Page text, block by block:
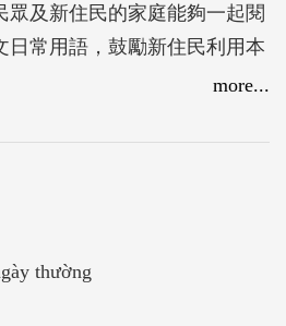
眾及新住民的家庭能夠一起閱
日常用語，鼓勵新住民利用本
習，引導新住民潛能發展，滿
more...
thường